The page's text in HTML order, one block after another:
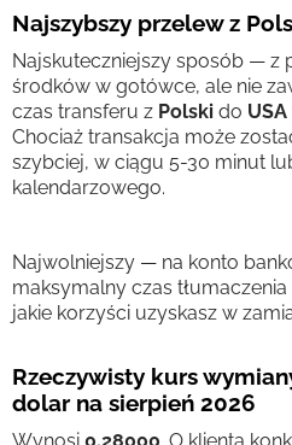
Najszybszy przelew z
Najskuteczniejszy sposób — z
środków w gotówce, ale nie
czas transferu z Polski do USA
Chociaż transakcja może
szybciej, w ciągu 5-30 minut
kalendarzowego.
Najwolniejszy — na konto
maksymalny czas
jakie korzyści uzyskasz w
Rzeczywisty kurs
dolar na sierpień 2026